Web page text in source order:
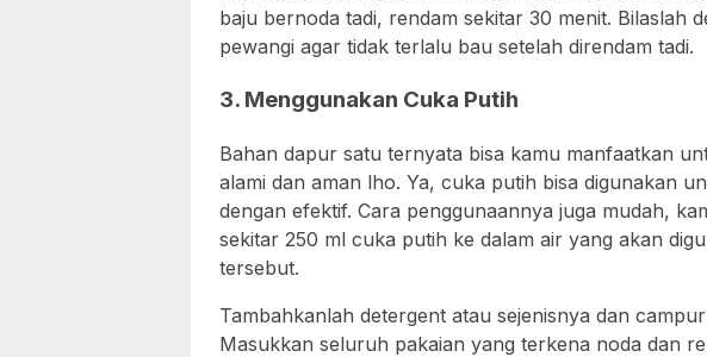
baju bernoda tadi, rendam sekitar 30 menit. Bilaslah
pewangi agar tidak terlalu bau setelah direndam tadi.
3. Menggunakan Cuka Putih
Bahan dapur satu ternyata bisa kamu manfaatkan
alami dan aman lho. Ya, cuka putih bisa digunakan
dengan efektif. Cara penggunaannya juga mudah,
sekitar 250 ml cuka putih ke dalam air yang akan
tersebut.
Tambahkanlah detergent atau sejenisnya dan
Masukkan seluruh pakaian yang terkena noda dan